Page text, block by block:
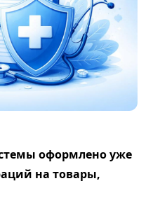
оформлено уже
на товары,